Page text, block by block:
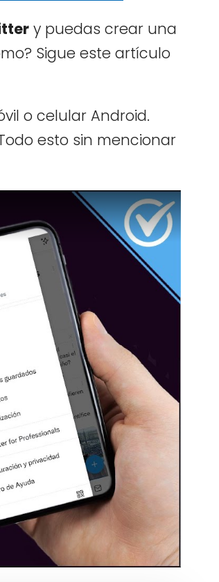
y puedas crear una
Sigue este artículo
o celular Android.
esto sin mencionar